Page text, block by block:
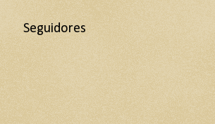
Seguidores